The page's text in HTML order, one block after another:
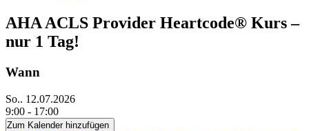
AHA ACLS Provider Heartcode® Kurs –
nur 1 Tag!
Wann
So.. 12.07.2026
9:00 - 17:00
Zum Kalender hinzufügen